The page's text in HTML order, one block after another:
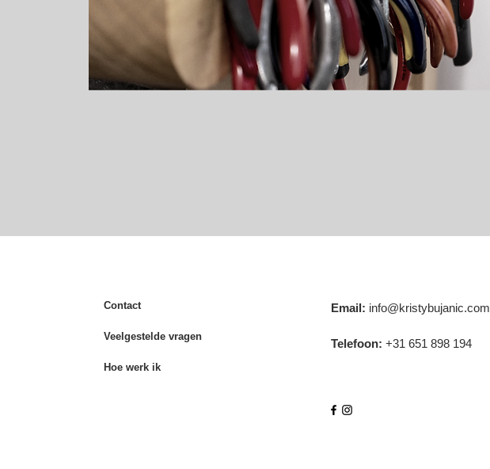
Contact
Veelgestelde vragen
Hoe werk ik
Email: info@kristybujanic.com
Telefoon: +31 651 898 194